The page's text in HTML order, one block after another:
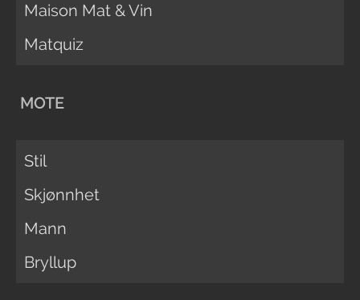
Maison Mat & Vin
Matquiz
MOTE
Stil
Skjønnhet
Mann
Bryllup